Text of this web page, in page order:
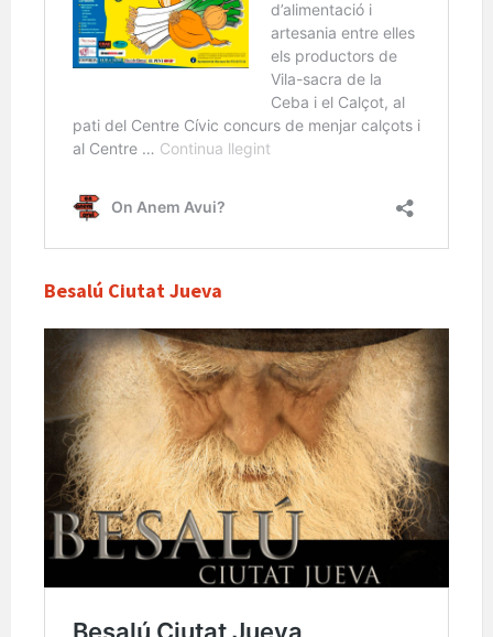
Besalú Ciutat Jueva